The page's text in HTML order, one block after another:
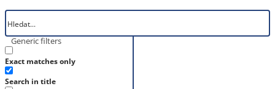
Generic filters
Exact matches only
Search in title